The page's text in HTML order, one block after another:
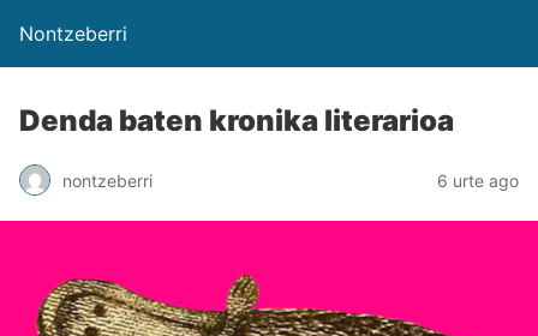
Nontzeberri
Denda baten kronika literarioa
nontzeberri 6 urte ago